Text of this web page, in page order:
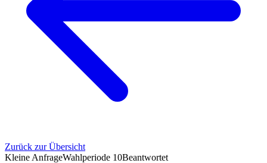
Zurück zur Übersicht
Kleine AnfrageWahlperiode 10Beantwortet